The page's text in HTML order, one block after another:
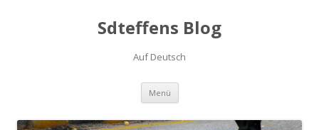
Sdteffens Blog
Auf Deutsch
Menü Zum Inhalt springen